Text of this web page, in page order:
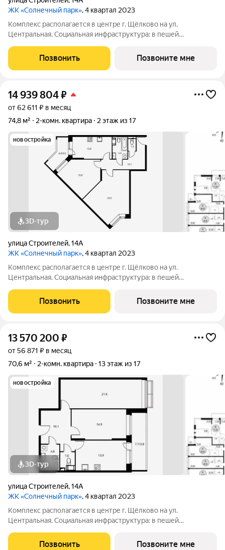
ЖК «Солнечный парк», 4 квартал 2023
Комплекс располагается в центре г. Щёлково на ул.
Центральная. Социальная инфраструктура: в пешей
инфраструктура: рядом с жилым комплексом расположены
продуктовые супермаркеты, салоны красоты и
Позвонить Позвоните мне
14 939 804₽
от 62 611 ₽ в месяц
74,8 м²
2-комн. квартира 2 этаж из 17
новостройка
3D-тур
улица Строителей,14А
ЖК «Солнечный парк», 4 квартал 2023
Комплекс располагается в центре г. Щёлково на ул.
Центральная. Социальная инфраструктура: в пешей
инфраструктура: рядом с жилым комплексом расположены
продуктовые супермаркеты, салоны красоты и
Позвонить Позвоните мне
13 570 200 ₽
от 56 871 ₽ в месяц
70,6 м²
2-комн. квартира 13 этаж из 17
новостройка
3D-тур
улица Строителей,14А
ЖК «Солнечный парк», 4 квартал 2023
Комплекс располагается в центре г. Щёлково на ул.
Центральная. Социальная инфраструктура: в пешей
инфраструктура: рядом с жилым комплексом расположены
Позвонить Позвоните мне